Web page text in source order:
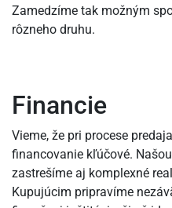
Zamedzíme tak možným
rôzneho druhu.
Financie
Vieme, že pri procese
financovanie kľúčové.
zastrešíme aj komplexné
Kupujúcim pripravíme